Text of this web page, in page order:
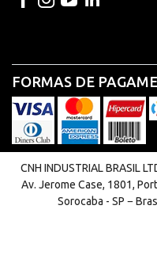
FORMAS DE
CNH INDUSTRIAL BRASIL
Av. Jerome Case, 1801,
Sorocaba - SP −